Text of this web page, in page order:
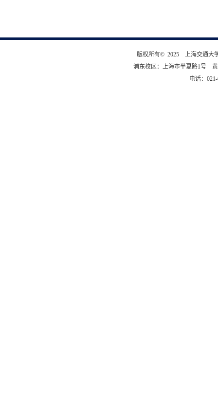
版权所有© 2025 上海交通大
浦东校区：上海市半夏路1号
电话：